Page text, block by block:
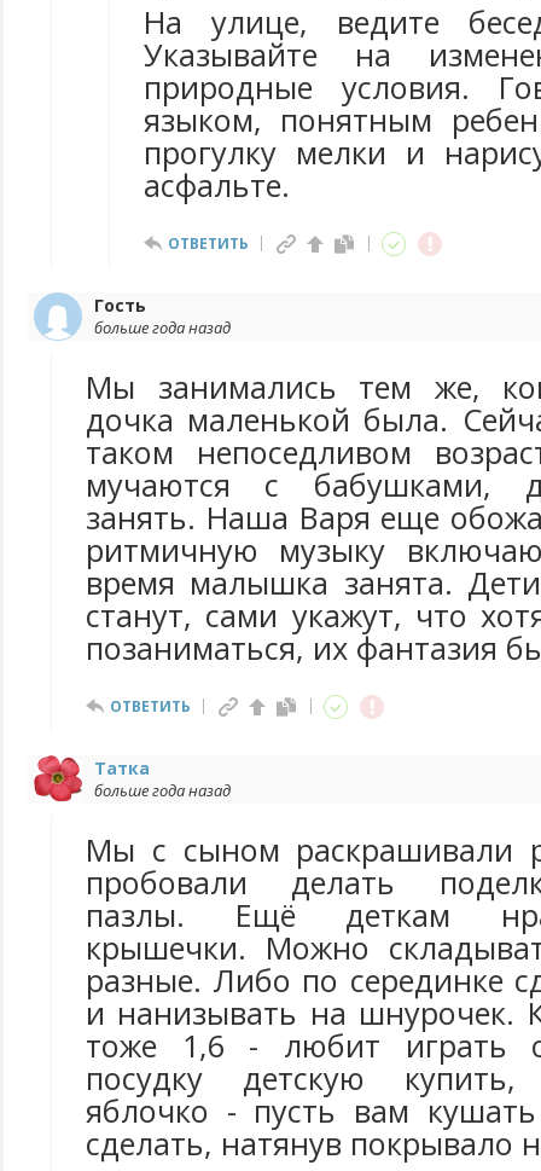
На улице, ведите
Указывайте на
природные условия.
языком, понятным
прогулку мелки и
асфальте.
ОТВЕТИТЬ
Гость
больше года назад
Мы занимались тем же,
дочка маленькой была.
таком непоседливом
мучаются с бабушками,
занять. Наша Варя еще
ритмичную музыку
время малышка занята.
станут, сами укажут, что
позаниматься, их фантазия
ОТВЕТИТЬ
Татка
больше года назад
Мы с сыном раскрашивали
пробовали делать
пазлы. Ещё деткам
крышечки. Можно
разные. Либо по серединке
и нанизывать на шнурочек.
тоже 1,6 - любит играть
посудку детскую
яблочко - пусть вам
сделать, натянув покрывало